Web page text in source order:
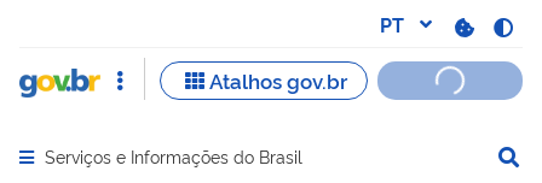
Abrir menu principal de navegação
Serviços e Informações do Brasil